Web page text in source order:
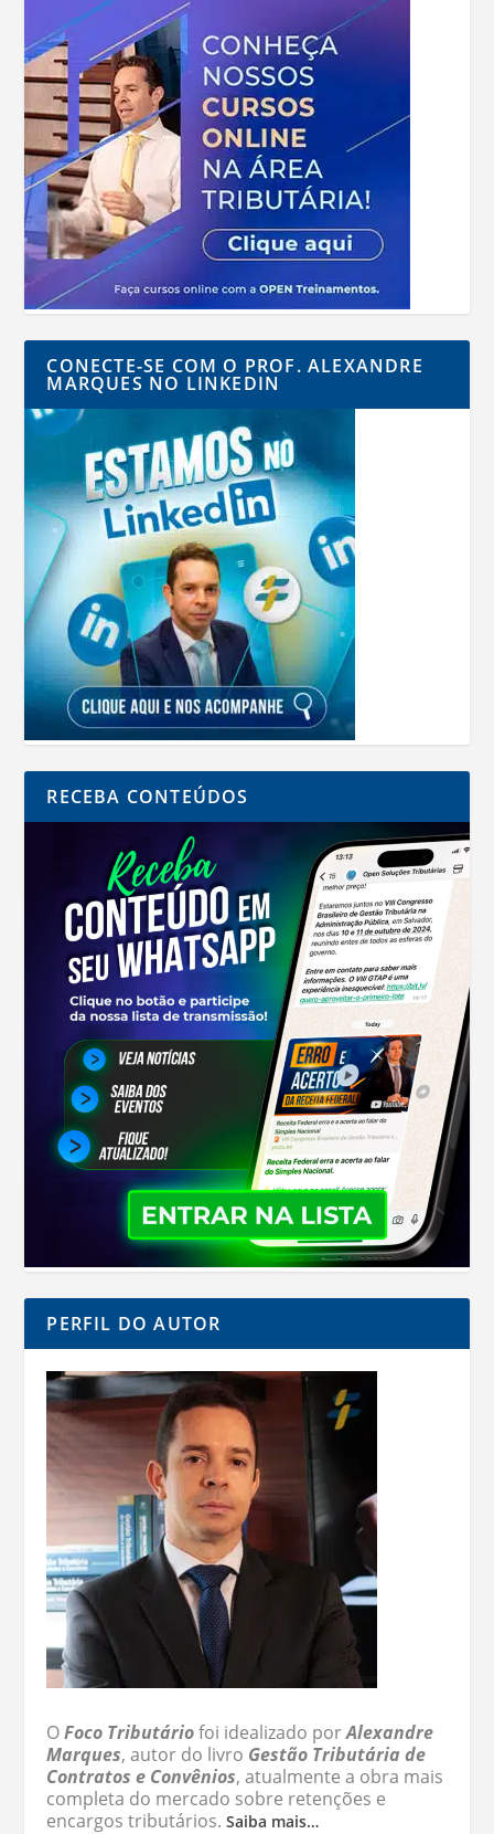
CONECTE-SE COM O PROF. ALEXANDRE
MARQUES NO LINKEDIN
RECEBA CONTEÚDOS
PERFIL DO AUTOR
OFoco Tributáriofoi idealizado porAlexandre
Marques, autor do livro Gestão Tributária de
Contratos e Convênios, atualmente a obra mais
completa do mercado sobre retenções e
encargos tributários.Saiba mais…